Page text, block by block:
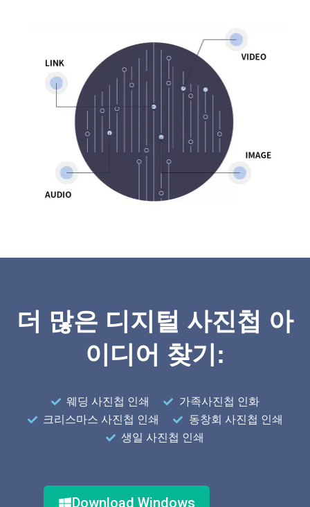
더 많은 디지털 사진첩 아
이디어 찾기:
웨딩 사진첩 인쇄
가족사진첩 인화
크리스마스 사진첩 인쇄
동창회 사진첩 인쇄
생일 사진첩 인쇄
Download Windows